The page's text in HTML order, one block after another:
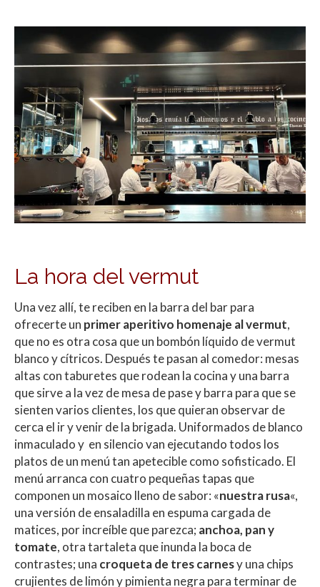
La hora del vermut
Una vez allí, te reciben en la barra del bar para
ofrecerte un primer aperitivo homenaje al vermut,
que no es otra cosa que un bombón líquido de vermut
blanco y cítricos. Después te pasan al comedor: mesas
altas con taburetes que rodean la cocina y una barra
que sirve a la vez de mesa de pase y barra para que se
sienten varios clientes, los que quieran observar de
cerca el ir y venir de la brigada. Uniformados de blanco
inmaculado y en silencio van ejecutando todos los
platos de un menú tan apetecible como sofisticado. El
menú arranca con cuatro pequeñas tapas que
componen un mosaico lleno de sabor: «nuestra rusa«,
una versión de ensaladilla en espuma cargada de
matices, por increíble que parezca; anchoa, pan y
tomate, otra tartaleta que inunda la boca de
contrastes; una croqueta de tres carnesy una chips
crujientes de limón y pimienta negra para terminar de